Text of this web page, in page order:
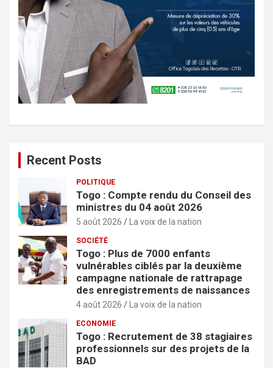
Recent Posts
POLITIQUE
Togo : Compte rendu du Conseil des
ministres du 04 août 2026
5 août 2026 La voix de la nation
SOCIÉTÉ
Togo : Plus de 7000 enfants
vulnérables ciblés par la deuxième
campagne nationale de rattrapage
des enregistrements de naissances
4 août 2026 La voix de la nation
ECONOMIE
Togo : Recrutement de 38 stagiaires
professionnels sur des projets de la
BAD